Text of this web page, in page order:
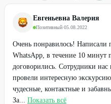
Евгеньевна Валерия
Позитивный·05.08.2022
Очень понравилось! Написали
WhatsApp, в течение 10 минут
договорились. Сотрудники нас
провели интересную
чудесные, контактные и
За... Показать всё